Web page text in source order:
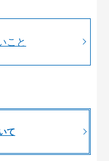
こと
て